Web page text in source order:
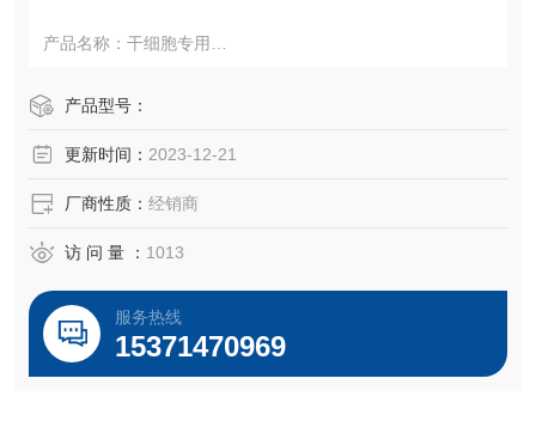
产品名称：干细胞专用
货号：
规格：500ml
品牌:winsera ....
→→→→苏州千舍生物，进口胎牛血清，搬运工←←←←←
产品型号：
更新时间： 2023-12-21
厂商性质： 经销商
访 问 量 ： 1013
服务热线
15371470969